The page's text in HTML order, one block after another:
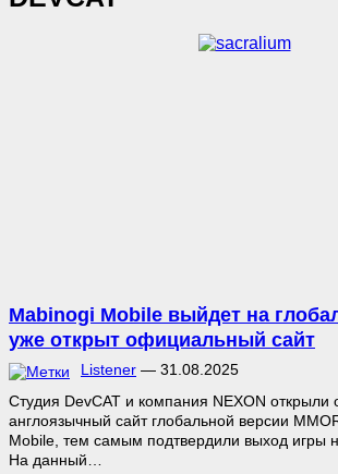
Mabinogi Mobile выйдет на
уже открыт официальный сайт
Listener — 31.08.2025
Студия DevCAT и компания NEXON
англоязычный сайт глобальной версии
Mobile, тем самым подтвердили выход игры
На данный…